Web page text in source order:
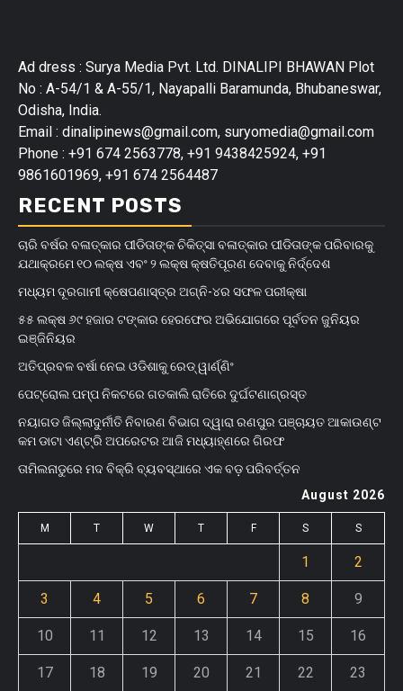
Ad dress : Surya Media Pvt. Ltd. DINALIPI BHAWAN Plot
No : A-54/1 & A-55/1, Nayapalli Baramunda, Bhubaneswar,
Odisha, India.
Email : dinalipinews@gmail.com, suryomedia@gmail.com
Phone : +91 674 2563778, +91 9438425924, +91
9861601969, +91 674 2564487
RECENT POSTS
ଚାରି ବର୍ଷର ବଳାତ୍କାର ପୀଡିତାଙ୍କ ଚିକିତ୍ସା ବଳାତ୍କାର ପୀଡିତାଙ୍କ ପରିବାରକୁ
ଯଥାକ୍ରମେ ୧୦ ଲକ୍ଷ ଏବଂ ୨ ଲକ୍ଷ କ୍ଷତିପୂରଣ ଦେବାକୁ ନିର୍ଦ୍ଦେଶ
ମଧ୍ୟମ ଦୂରଗାମୀ କ୍ଷେପଣାସ୍ତ୍ର ଅଗ୍ନି-୪ର ସଫଳ ପରୀକ୍ଷା
୫୫ ଲକ୍ଷ ୬୯ ହଜାର ଟଙ୍କାର ହେରଫେର ଅଭିଯୋଗରେ ପୂର୍ବତନ ଜୁନିୟର
ଇଞ୍ଜିନିୟର
ଅତିପ୍ରବଳ ବର୍ଷା ନେଇ ଓଡିଶାକୁ ରେଡ୍ ୱାର୍ଣ୍ଣିଂ
ପେଟ୍ରୋଲ ପମ୍ପ ନିକଟରେ ଗତକାଲି ରାତିରେ ଦୁର୍ଘଟଣାଗ୍ରସ୍ତ
ନୟାଗଡ ଜିଲ୍ଲାଦୁର୍ନୀତି ନିବାରଣ ବିଭାଗ ଦ୍ୱାରା ରଣପୁର ପଞ୍ଚାୟତ ଆକାଉଣ୍ଟ
କମ ଡାଟା ଏଣ୍ଟ୍ରି ଅପରେଟର ଆଜି ମଧ୍ୟାହ୍‌ଣରେ ଗିରଫ
ତାମିଲନାଡୁରେ ମଦ ବିକ୍ରି ବ୍ୟବସ୍ଥାରେ ଏକ ବଡ଼ ପରିବର୍ତ୍ତନ
August 2026
M T W T F S S
1 2
3 4 5 6 7 8 9
10 11 12 13 14 15 16
17 18 19 20 21 22 23